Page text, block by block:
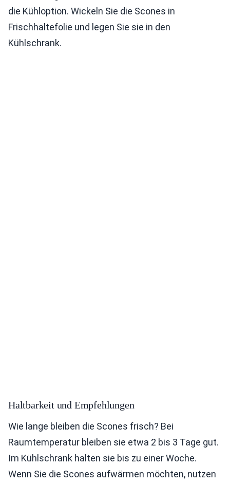
die Kühloption. Wickeln Sie die Scones in
Frischhaltefolie und legen Sie sie in den
Kühlschrank.
Haltbarkeit und Empfehlungen
Wie lange bleiben die Scones frisch? Bei
Raumtemperatur bleiben sie etwa 2 bis 3 Tage gut.
Im Kühlschrank halten sie bis zu einer Woche.
Wenn Sie die Scones aufwärmen möchten, nutzen